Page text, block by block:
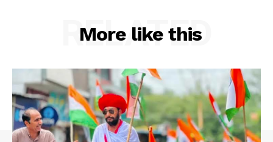
More like this
RELATED